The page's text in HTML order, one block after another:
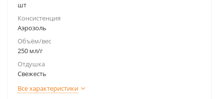
шт
Консистенция
Аэрозоль
Объём/вес
250 мл/г
Отдушка
Свежесть
Все характеристики